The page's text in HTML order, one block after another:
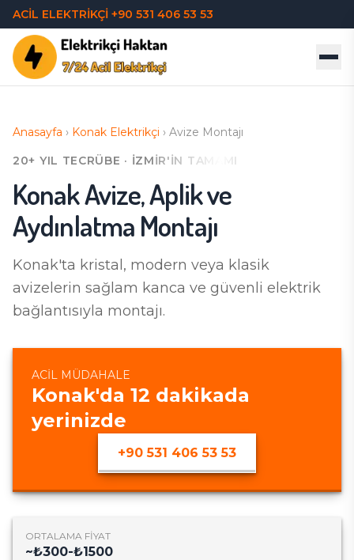
ACİL ELEKTRİKÇİ +90 531 406 53 53
Anasayfa › Konak Elektrikçi › Avize Montajı
20+ YIL TECRÜBE · İZMIR'IN TAMAMI
KonakAvize, Aplik ve
Aydınlatma Montajı
Konak'ta kristal, modern veya klasik
avizelerin sağlam kanca ve güvenli elektrik
bağlantısıyla montajı.
ACIL MÜDAHALE
Konak'da 12 dakikada
yerinizde
+90 531 406 53 53
ORTALAMA FIYAT
~₺300-₺1500